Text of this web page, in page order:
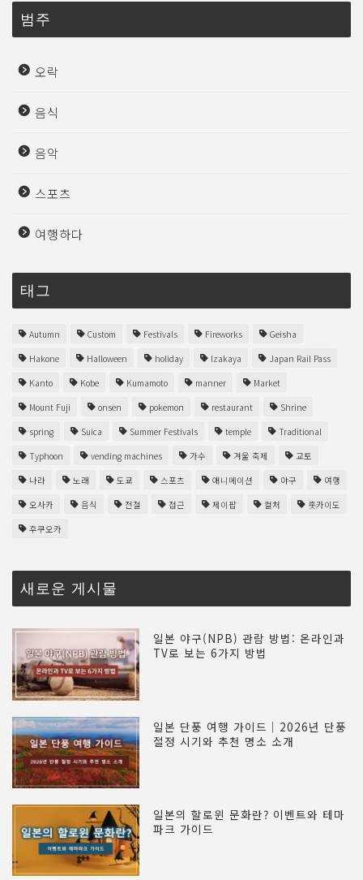
범주
오락
음식
음악
스포츠
여행하다
태그
Autumn Custom Festivals Fireworks
Geisha
Hakone
Halloween holiday Izakaya
Japan Rail Pass
Kanto
Kobe Kumamoto manner
Market
Mount Fuji
onsen pokemon restaurant
Shrine
spring
Suica Summer Festivals temple
Traditional
Typhoon
vending machines 가수 겨울 축제
교토
나라
노래 도쿄 스포츠 애니메이션 야구
여행
오사카
음식 전철 접근 제이팝 컬처
홋카이도
후쿠오카
새로운 게시물
일본 야구(NPB) 관람 방법: 온라인과
TV로 보는 6가지 방법
일본 단풍 여행 가이드｜2026년 단풍
절정 시기와 추천 명소 소개
일본의 할로윈 문화란? 이벤트와 테마
파크 가이드